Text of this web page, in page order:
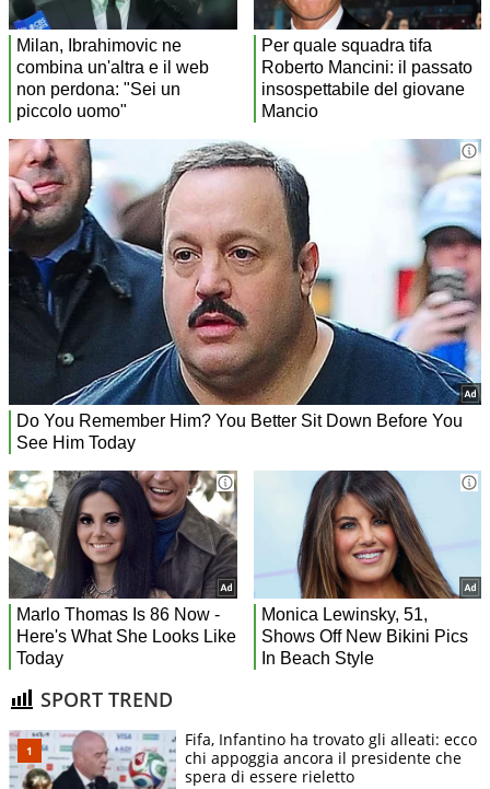
SPORT TREND
Fifa, Infantino ha trovato gli alleati: ecco
chi appoggia ancora il presidente che
spera di essere rieletto